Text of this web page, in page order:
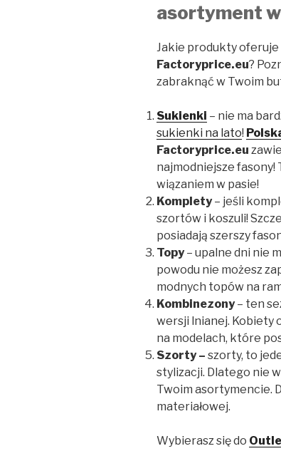
asortyment
Jakie produkty oferuje
Factoryprice.eu?
zabraknąć w Twoim
Sukienki – nie ma
sukienki na lato!
Factoryprice.eu
najmodniejsze fasony!
wiązaniem w pasie!
Komplety– jeśli
szortów i koszuli!
posiadają szerszy
Topy– upalne dni nie
powodu nie możesz
modnych topów na
Kombinezony– ten
wersji lnianej. Kobiety
na modelach, które
Szorty – szorty, to
stylizacji. Dlatego nie
Twoim asortymencie.
materiałowej.
Wybierasz się do